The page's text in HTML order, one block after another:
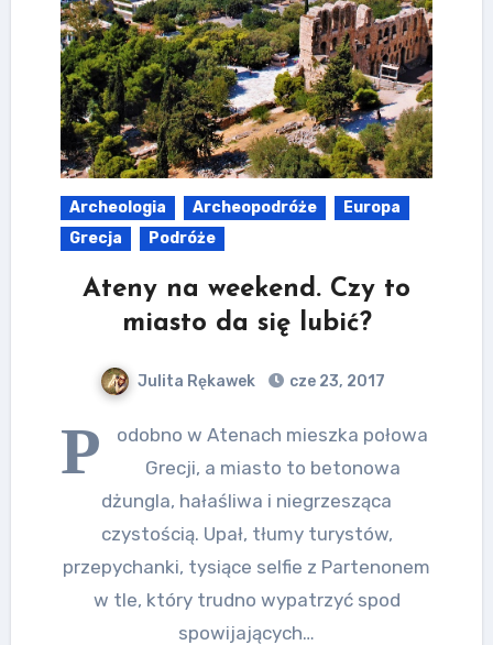
Archeologia Archeopodróże
Europa
Grecja
Podróże
Ateny na weekend. Czy to
miasto da się lubić?
Julita Rękawek cze 23, 2017
P
odobno w Atenach mieszka połowa
Grecji, a miasto to betonowa
dżungla, hałaśliwa i niegrzesząca
czystością. Upał, tłumy turystów,
przepychanki, tysiące selfie z Partenonem
w tle, który trudno wypatrzyć spod
spowijających…